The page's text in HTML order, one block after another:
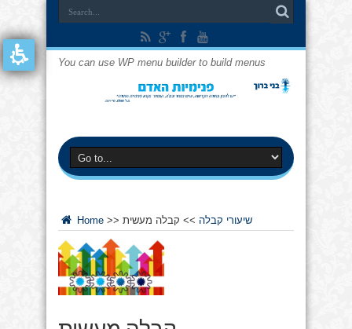
You can use WP menu builder to build menus
Home >> שיעורי קבלה >> קבלה מעשית